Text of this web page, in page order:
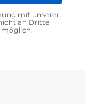
mit unserer
an Dritte
möglich.